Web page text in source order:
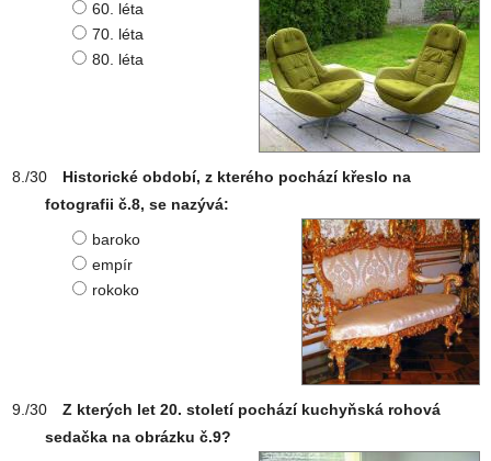
60. léta
70. léta
80. léta
Historické období, z kterého pochází křeslo na
fotografii č.8, se nazývá:
baroko
empír
rokoko
Z kterých let 20. století pochází kuchyňská rohová
sedačka na obrázku č.9?